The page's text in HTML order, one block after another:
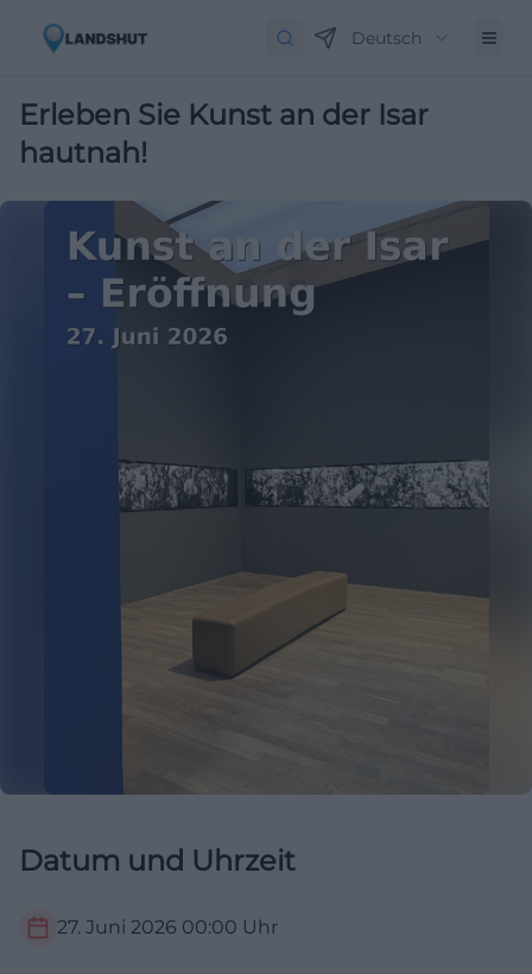
Deutsch
Erleben Sie Kunst an der Isar
hautnah!
Datum und Uhrzeit
27. Juni 2026 00:00 Uhr